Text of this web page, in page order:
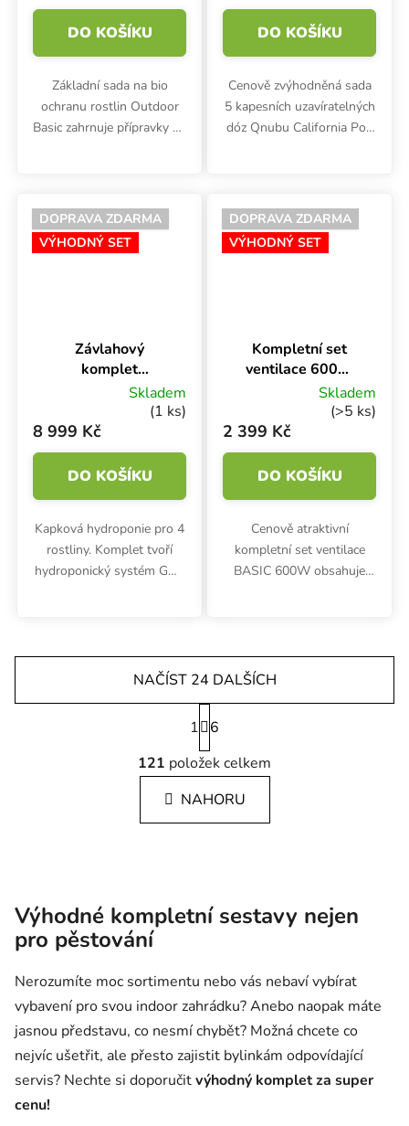
DO KOŠÍKU
Základní sada na bio
ochranu rostlin Outdoor
Basic zahrnuje přípravky 1x
slimáky a 1x rozprašovač...
DO KOŠÍKU
Cenově zvýhodněná sada
5 kapesních uzavíratelných
dóz Qnubu California Pop
DOPRAVA ZDARMA
VÝHODNÝ SET
Závlahový
komplet
WaterPack ACS
Plug&Grow pro 4
rostliny na 1 m2
Skladem
(1 ks)
8 999 Kč
DO KOŠÍKU
Kapková hydroponie pro 4
rostliny. Komplet tvoří
hydroponický systém GHE
(FloraGro, FloraBloom,...
DOPRAVA ZDARMA
VÝHODNÝ SET
Kompletní set
ventilace 600W
BASIC - Ø 125
mm, odtah 375
m3/h
Skladem
(>5 ks)
2 399 Kč
DO KOŠÍKU
Cenově atraktivní
kompletní set ventilace
BASIC 600W obsahuje
stahovací pásky. Průměr
125 mm.
Ovládací prvky výpisu
NAČÍST 24 DALŠÍCH
Stránkování
1
6
121 položek celkem
NAHORU
Výhodné kompletní sestavy nejen
pro pěstování
Nerozumíte moc sortimentu nebo vás nebaví vybírat
vybavení pro svou indoor zahrádku? Anebo naopak máte
jasnou představu, co nesmí chybět? Možná chcete co
nejvíc ušetřit, ale přesto zajistit bylinkám odpovídající
servis? Nechte si doporučitvýhodný komplet za super
cenu!